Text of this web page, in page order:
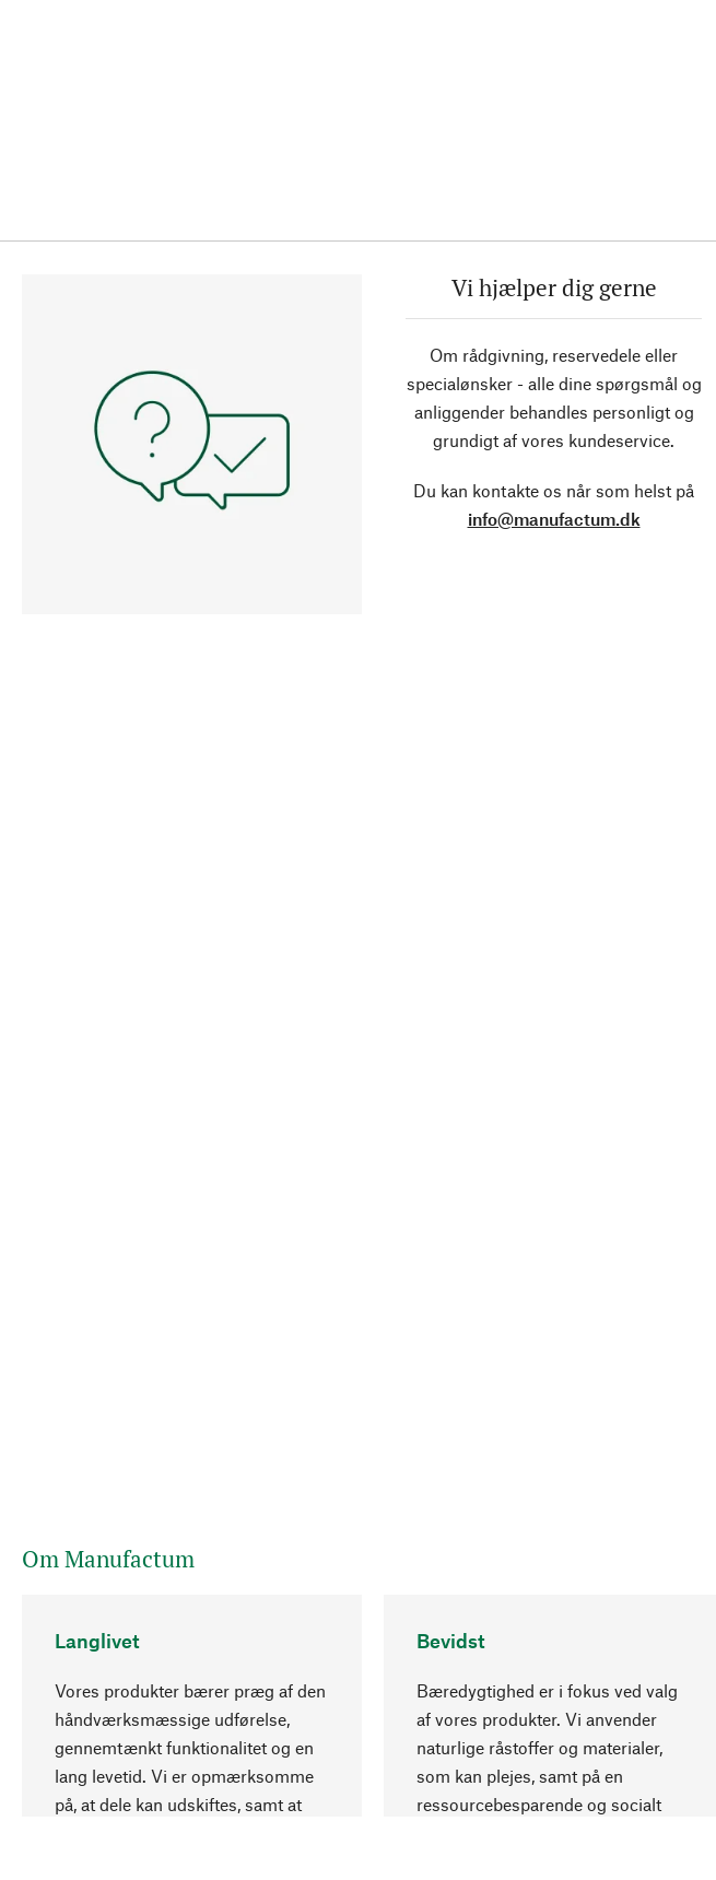
Vi hjælper dig gerne
Om rådgivning, reservedele eller
specialønsker - alle dine spørgsmål og
anliggender behandles personligt og
grundigt af vores kundeservice.
Du kan kontakte os når som helst på
info@manufactum.dk
Om Manufactum
Langlivet
Vores produkter bærer præg af den
håndværksmæssige udførelse,
gennemtænkt funktionalitet og en
lang levetid. Vi er opmærksomme
på, at dele kan udskiftes, samt at
Bevidst
Bæredygtighed er i fokus ved valg
af vores produkter. Vi anvender
naturlige råstoffer og materialer,
som kan plejes, samt på en
ressourcebesparende og socialt